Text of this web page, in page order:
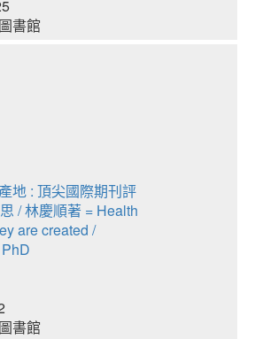
書館
地 : 頂尖國際期刊評
/ 林慶順著 = Health
are created /
書館